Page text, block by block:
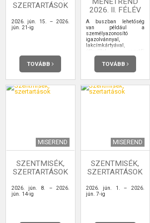
SZERTARTÁSOK
2026. jún. 15. – 2026.
jún. 21-ig
TOVÁBB
2026. II. FÉLÉV
A buszban lehetőség
van például a
személyazonosító
igazolvánnyal,
lakcímkártyával,
útlevéllel, vezetői
engedéllyel kapcsolatos
ügyintézésre,
TOVÁBB
MISEREND
SZENTMISÉK,
SZERTARTÁSOK
2026. jún. 8. – 2026.
jún. 14-ig
MISEREND
SZENTMISÉK,
SZERTARTÁSOK
2026. jún. 1. – 2026.
jún. 7-ig